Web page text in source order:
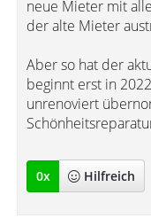
neue Mieter mit
der alte Mieter
Aber so hat der
beginnt erst in
unrenoviert
0x Hilfreich